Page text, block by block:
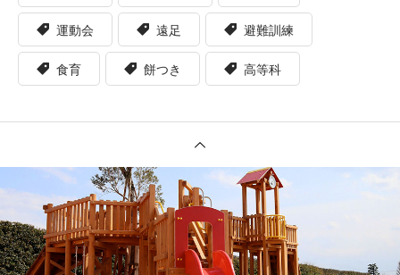
運動会 遠足 避難訓練
食育 餅つき 高等科